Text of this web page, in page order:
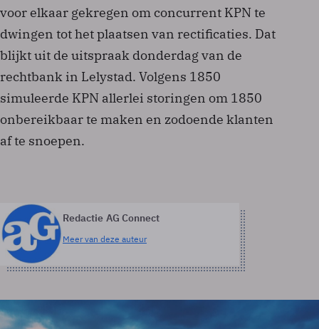
voor elkaar gekregen om concurrent KPN te
dwingen tot het plaatsen van rectificaties. Dat
blijkt uit de uitspraak donderdag van de
rechtbank in Lelystad. Volgens 1850
simuleerde KPN allerlei storingen om 1850
onbereikbaar te maken en zodoende klanten
af te snoepen.
Redactie AG Connect
Meer van deze auteur